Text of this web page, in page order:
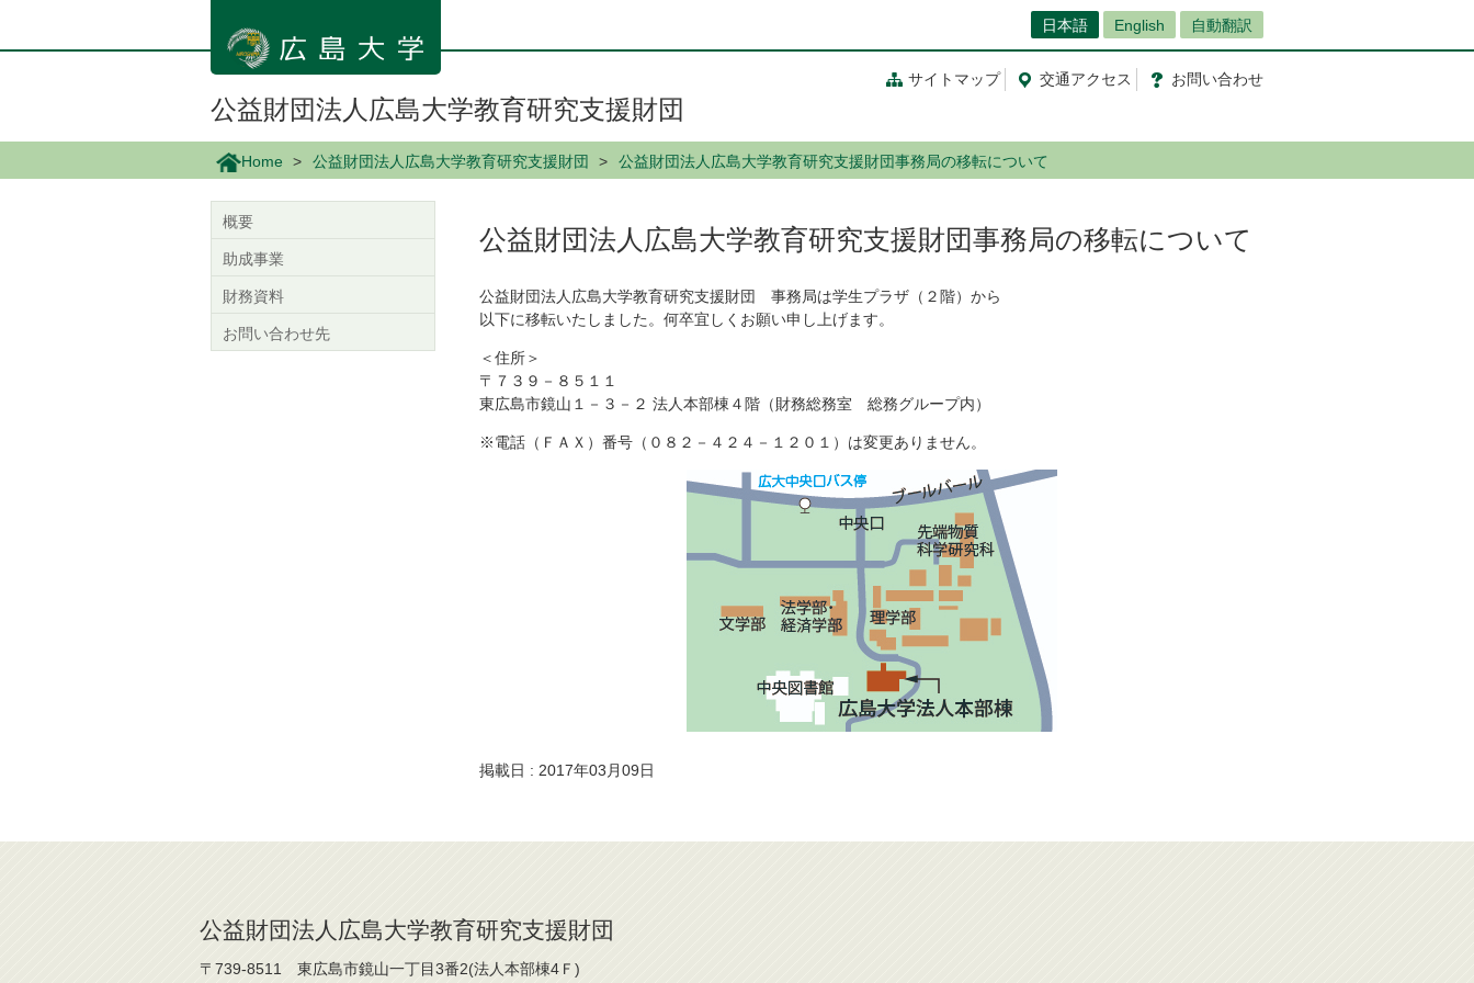
ン
日本語 English 自動翻訳
サイトマップ 交通アクセス お問い合わせ
公益財団法人広島大学教育研究支援財団
Home 公益財団法人広島大学教育研究支援財団 公益財団法人広島大学教育研究支援財団事務局の移転について
公益財団法人広島大学教育研究支援財団事務局の移転について
公益財団法人広島大学教育研究支援財団 事務局は学生プラザ（２階）から
以下に移転いたしました。何卒宜しくお願い申し上げます。
＜住所＞
〒７３９－８５１１
東広島市鏡山１－３－２ 法人本部棟４階（財務総務室 総務グループ内）
※電話（ＦＡＸ）番号（０８２－４２４－１２０１）は変更ありません。
掲載日 : 2017年03月09日
概要
助成事業
財務資料
お問い合わせ先
公益財団法人広島大学教育研究支援財団
〒739-8511 東広島市鏡山一丁目3番2(法人本部棟4Ｆ)